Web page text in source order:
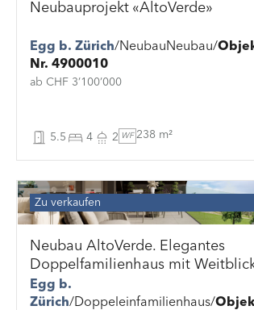
Neubauprojekt «AltoVerde»
Egg b. Zürich NeubauNeubau
Nr. 4900010
ab CHF 3’100’000
5.5 4 2 WF 238 m²
Zu verkaufen
Neubau AltoVerde. Elegantes
Doppelfamilienhaus mit
Egg b.
Zürich Doppeleinfamilienhaus